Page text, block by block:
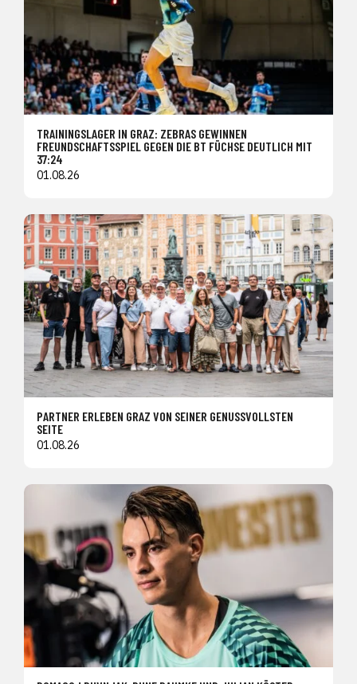
TRAININGSLAGER IN GRAZ: ZEBRAS GEWINNEN
FREUNDSCHAFTSSPIEL GEGEN DIE BT FÜCHSE DEUTLICH MIT
37:24
01.08.26
PARTNER ERLEBEN GRAZ VON SEINER GENUSSVOLLSTEN
SEITE
01.08.26